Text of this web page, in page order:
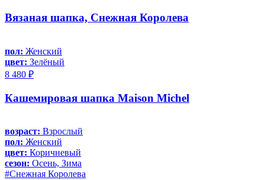
Вязаная шапка, Снежная Королева
пол: Женский
цвет: Зелёный
8 480 ₽
Кашемировая шапка Maison Michel
возраст: Взрослый
пол: Женский
цвет: Коричневый
сезон: Осень, Зима
#Снежная Королева